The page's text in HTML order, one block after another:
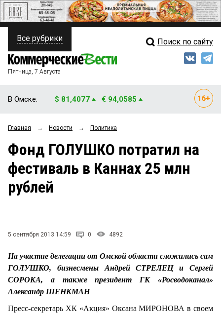
ПОЛИТИКА
ФИНАНСЫ
ОБЩЕСТВО
ЗАКОН
Свежий выпуск
Рейтинги
Блоги
Все рубрики Поиск по сайту
Пятница, 7 Августа
В Омске: $ 81,4077 € 94,0585
Главная → Новости → Политика
Фонд ГОЛУШКО потратил на
фестиваль в Каннах 25 млн
рублей
5 сентября 2013 14:59 0 4892
На участие делегации от Омской области сложились сам
ГОЛУШКО, бизнесмены Андрей СТРЕЛЕЦ и Сергей
СОРОКА, а также президент ГК «Росводоканал»
Александр ШЕНКМАН
Пресс-секретарь ХК «Акция» Оксана МИРОНОВА в своем